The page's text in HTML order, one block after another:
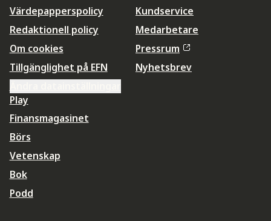
Värdepapperspolicy
Redaktionell policy
Om cookies
Tillgänglighet på EFN
Kundservice
Medarbetare
Pressrum
Nyhetsbrev
Play
Finansmagasinet
Börs
Vetenskap
Bok
Podd